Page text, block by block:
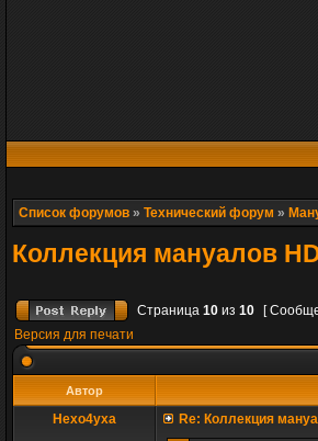
Список форумов » Технический форум »
Коллекция мануалов
Страница 10 из 10
[
Версия для печати
Автор
Hexo4yxa Re: Коллекция